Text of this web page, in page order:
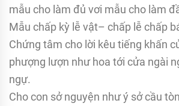
mẫu cho làm đủ vơi mẫu cho làm
Mẫu chấp kỳ lễ vật– chấp lễ chấp
Chứng tâm cho lời kêu tiếng khấn
phượng lượn như hoa tới cửa ngài
ngự.
Cho con sở nguyện như ý sở cầu